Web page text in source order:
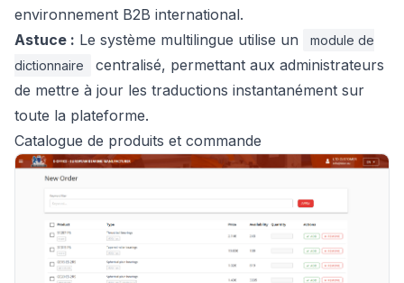
environnement B2B international.
Astuce : Le système multilingue utilise un
module de
dictionnaire
centralisé, permettant aux administrateurs
de mettre à jour les traductions instantanément sur
toute la plateforme.
Catalogue de produits et commande